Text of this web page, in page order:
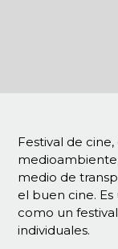
Festival de
medio de
el buen cine.
como un
individuales.